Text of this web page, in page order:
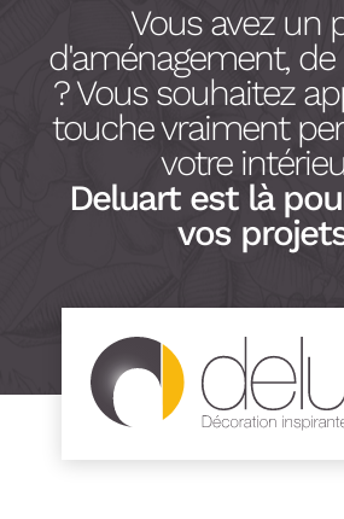
Vous avez un
d'aménagement,
? Vous souhaitez
touche vraiment
votre
Deluart est là
vos